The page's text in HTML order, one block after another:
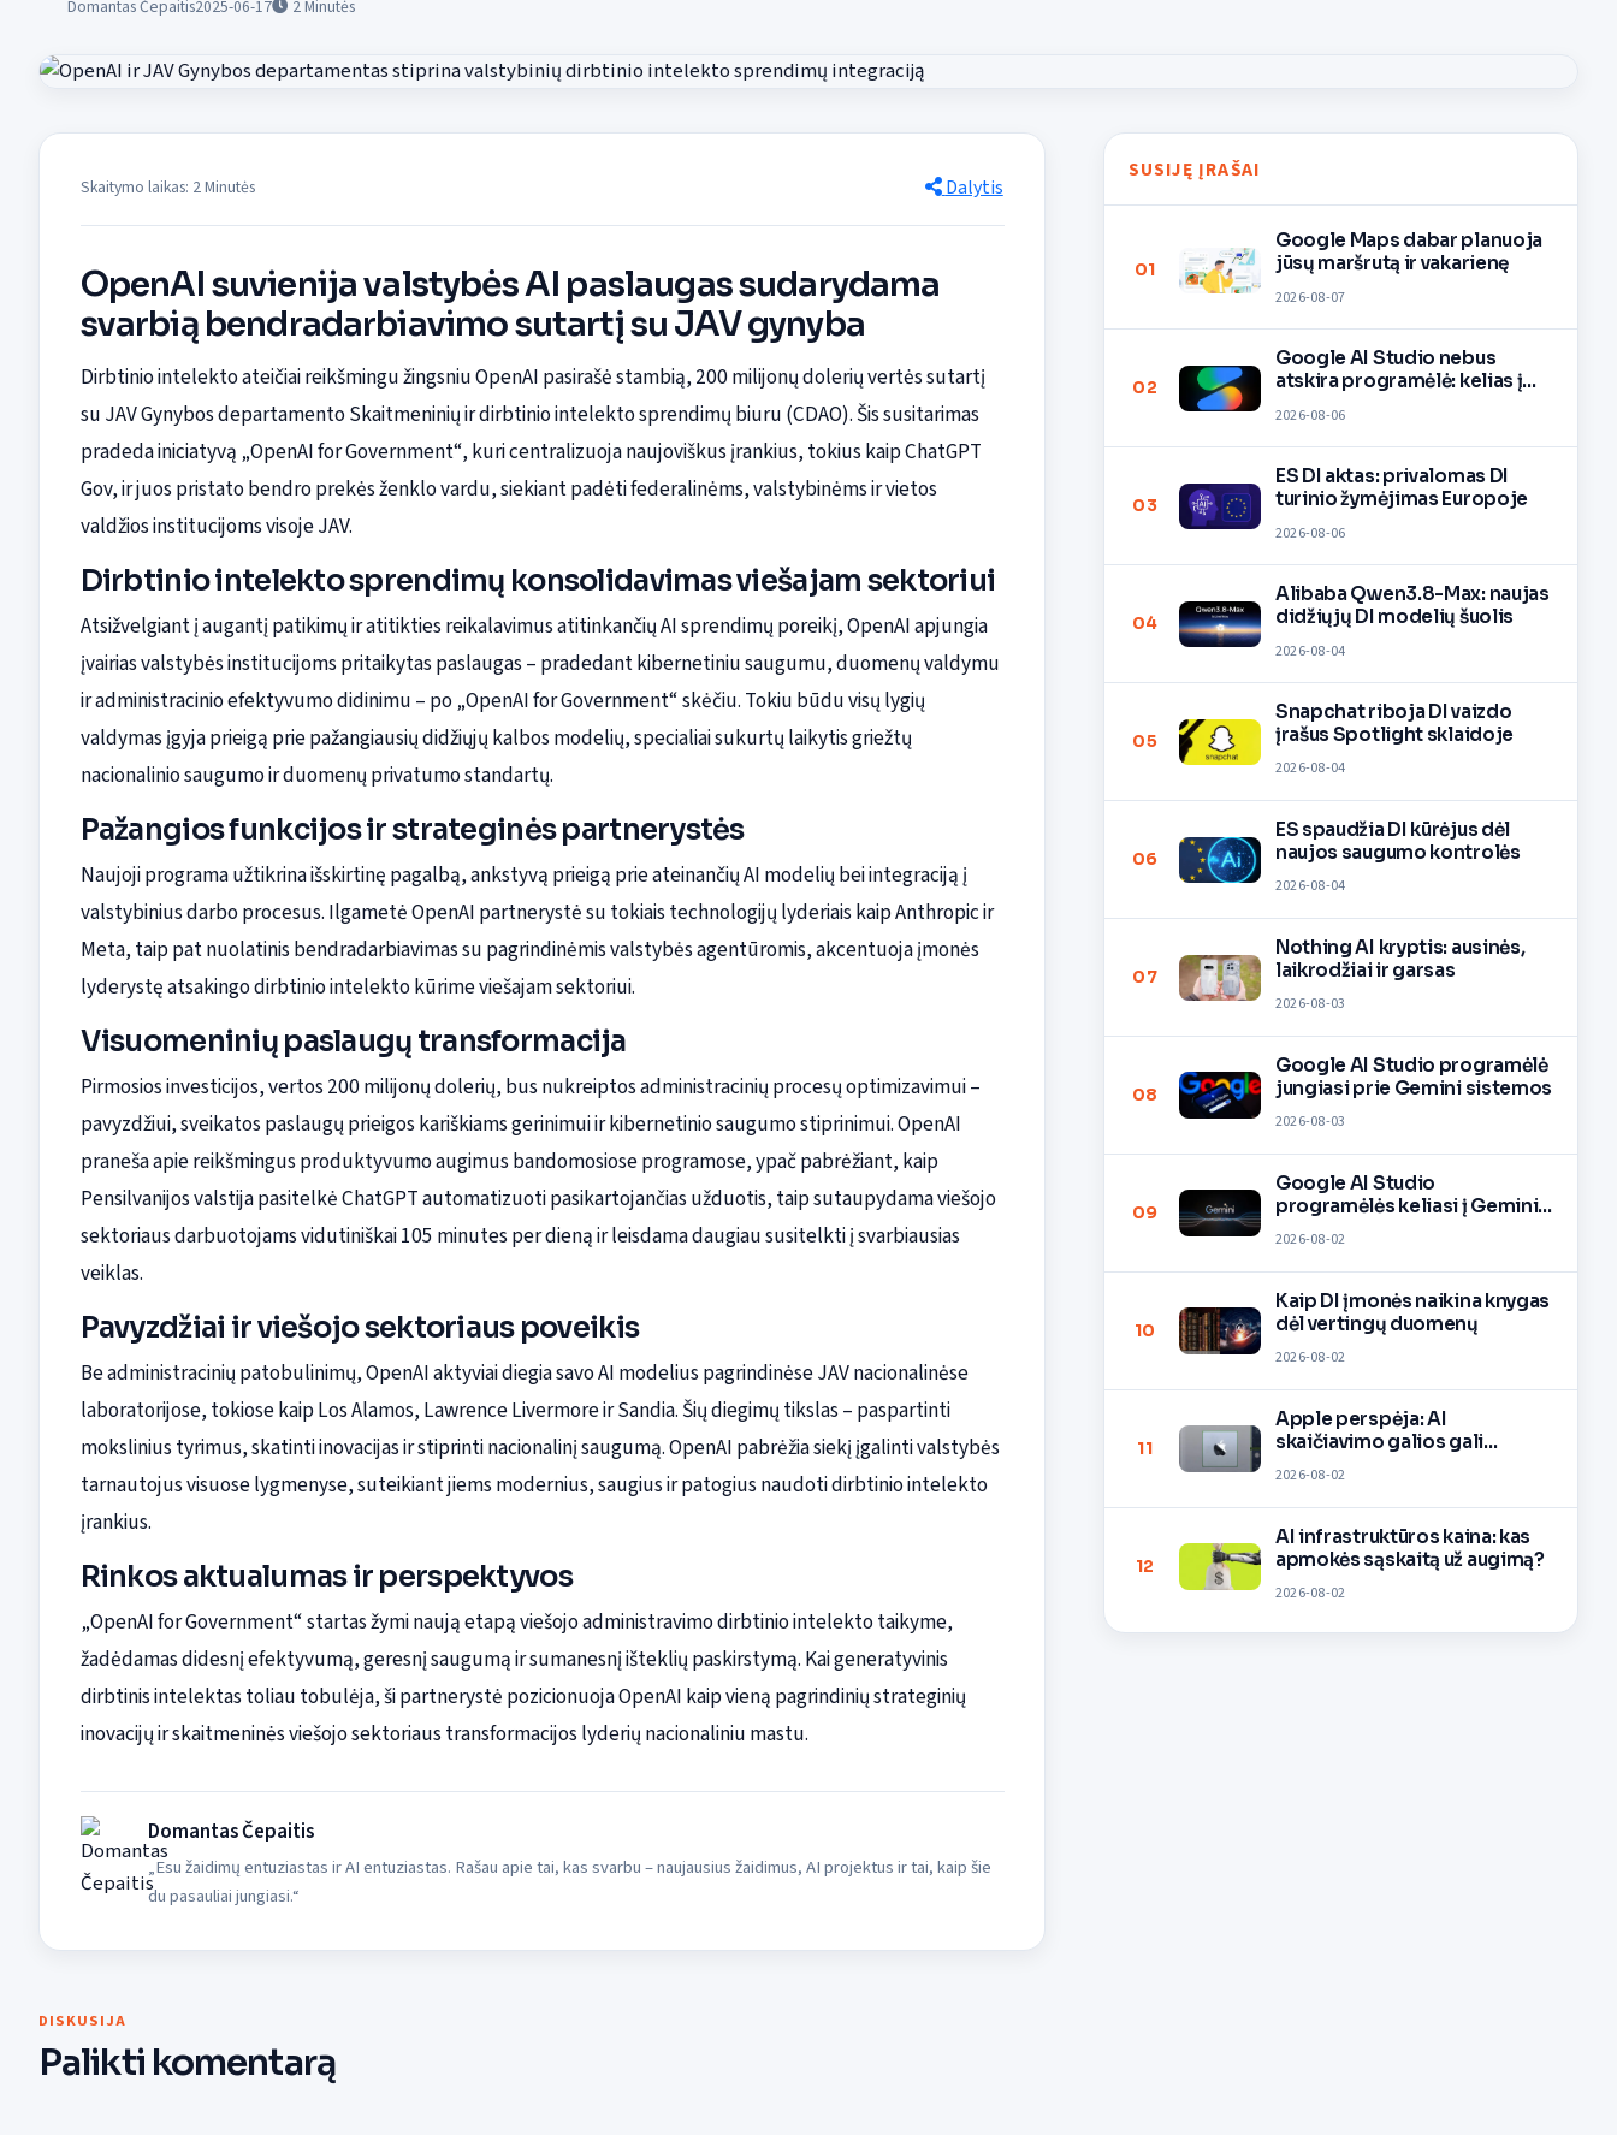
Domantas Čepaitis2025-06-17 2Minutės
Skaitymo laikas: 2 Minutės Dalytis
OpenAI suvienija valstybės AI paslaugas sudarydama
svarbią bendradarbiavimo sutartį su JAV gynyba
Dirbtinio intelekto ateičiai reikšmingu žingsniu OpenAI pasirašė stambią, 200 milijonų dolerių vertės sutartį
su JAV Gynybos departamento Skaitmeninių ir dirbtinio intelekto sprendimų biuru (CDAO). Šis susitarimas
pradeda iniciatyvą „OpenAI for Government“, kuri centralizuoja naujoviškus įrankius, tokius kaip ChatGPT
Gov, ir juos pristato bendro prekės ženklo vardu, siekiant padėti federalinėms, valstybinėms ir vietos
valdžios institucijoms visoje JAV.
Dirbtinio intelekto sprendimų konsolidavimas viešajam sektoriui
Atsižvelgiant į augantį patikimų ir atitikties reikalavimus atitinkančių AI sprendimų poreikį, OpenAI apjungia
įvairias valstybės institucijoms pritaikytas paslaugas – pradedant kibernetiniu saugumu, duomenų valdymu
ir administracinio efektyvumo didinimu – po „OpenAI for Government“ skėčiu. Tokiu būdu visų lygių
valdymas įgyja prieigą prie pažangiausių didžiųjų kalbos modelių, specialiai sukurtų laikytis griežtų
nacionalinio saugumo ir duomenų privatumo standartų.
Pažangios funkcijos ir strateginės partnerystės
Naujoji programa užtikrina išskirtinę pagalbą, ankstyvą prieigą prie ateinančių AI modelių bei integraciją į
valstybinius darbo procesus. Ilgametė OpenAI partnerystė su tokiais technologijų lyderiais kaip Anthropic ir
Meta, taip pat nuolatinis bendradarbiavimas su pagrindinėmis valstybės agentūromis, akcentuoja įmonės
lyderystę atsakingo dirbtinio intelekto kūrime viešajam sektoriui.
Visuomeninių paslaugų transformacija
Pirmosios investicijos, vertos 200 milijonų dolerių, bus nukreiptos administracinių procesų optimizavimui –
pavyzdžiui, sveikatos paslaugų prieigos kariškiams gerinimui ir kibernetinio saugumo stiprinimui. OpenAI
praneša apie reikšmingus produktyvumo augimus bandomosiose programose, ypač pabrėžiant, kaip
Pensilvanijos valstija pasitelkė ChatGPT automatizuoti pasikartojančias užduotis, taip sutaupydama viešojo
sektoriaus darbuotojams vidutiniškai 105 minutes per dieną ir leisdama daugiau susitelkti į svarbiausias
veiklas.
Pavyzdžiai ir viešojo sektoriaus poveikis
Be administracinių patobulinimų, OpenAI aktyviai diegia savo AI modelius pagrindinėse JAV nacionalinėse
laboratorijose, tokiose kaip Los Alamos, Lawrence Livermore ir Sandia. Šių diegimų tikslas – paspartinti
mokslinius tyrimus, skatinti inovacijas ir stiprinti nacionalinį saugumą. OpenAI pabrėžia siekį įgalinti valstybės
tarnautojus visuose lygmenyse, suteikiant jiems modernius, saugius ir patogius naudoti dirbtinio intelekto
įrankius.
Rinkos aktualumas ir perspektyvos
„OpenAI for Government“ startas žymi naują etapą viešojo administravimo dirbtinio intelekto taikyme,
žadėdamas didesnį efektyvumą, geresnį saugumą ir sumanesnį išteklių paskirstymą. Kai generatyvinis
dirbtinis intelektas toliau tobulėja, ši partnerystė pozicionuoja OpenAI kaip vieną pagrindinių strateginių
inovacijų ir skaitmeninės viešojo sektoriaus transformacijos lyderių nacionaliniu mastu.
Domantas Čepaitis
„Esu žaidimų entuziastas ir AI entuziastas. Rašau apie tai, kas svarbu – naujausius žaidimus, AI projektus ir tai, kaip šie
du pasauliai jungiasi.“
DISKUSIJA
Palikti komentarą
SUSIJĘ ĮRAŠAI
01
Google Maps dabar planuoja
jūsų maršrutą ir vakarienę
2026-08-07
02
Google AI Studio nebus
atskira programėlė: kelias į
2026-08-06
03
ES DI aktas: privalomas DI
turinio žymėjimas Europoje
2026-08-06
04
Alibaba Qwen3.8-Max: naujas
didžiųjų DI modelių šuolis
2026-08-04
05
Snapchat riboja DI vaizdo
įrašus Spotlight sklaidoje
2026-08-04
06
ES spaudžia DI kūrėjus dėl
naujos saugumo kontrolės
2026-08-04
07
Nothing AI kryptis: ausinės,
laikrodžiai ir garsas
2026-08-03
08
Google AI Studio programėlė
jungiasi prie Gemini sistemos
2026-08-03
09
Google AI Studio
programėlės keliasi į Gemini
2026-08-02
10
Kaip DI įmonės naikina knygas
dėl vertingų duomenų
2026-08-02
11
Apple perspėja: AI
skaičiavimo galios gali
2026-08-02
12
AI infrastruktūros kaina: kas
apmokės sąskaitą už augimą?
2026-08-02